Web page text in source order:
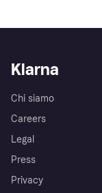
Klarna
Chi siamo
Careers
Legal
Press
Privacy